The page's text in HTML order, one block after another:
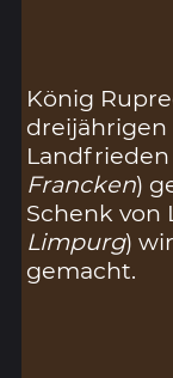
König
Francken)
Schenk von
Limpurg)
gemacht.